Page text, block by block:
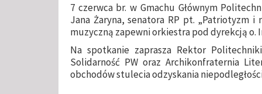
7 czerwca br. w Gmachu Głównym
Jana Żaryna, senatora RP pt. „Patriotyzm i
muzyczną zapewni orkiestra pod dyrekcją o.
Na spotkanie zaprasza Rektor
Solidarność PW oraz Archikonfraternia
obchodów stulecia odzyskania